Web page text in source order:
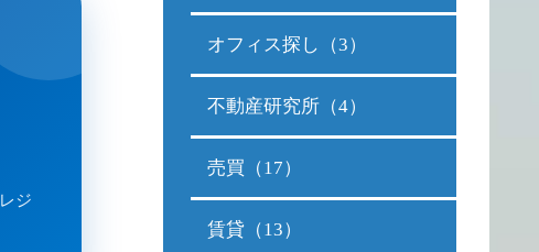
ジ
オフィス探し（3）
不動産研究所（4）
売買（17）
賃貸（13）